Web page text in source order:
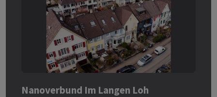
Nanoverbund Im Langen Loh